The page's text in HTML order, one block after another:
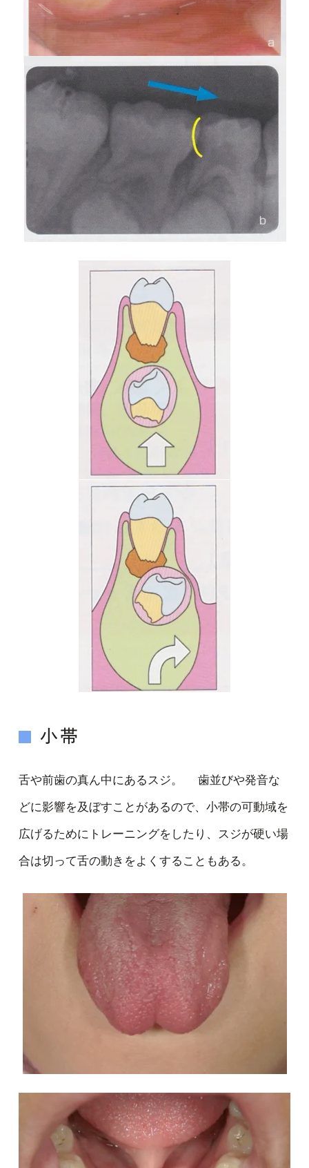
小帯
舌や前歯の真ん中にあるスジ。 歯並びや発音な
どに影響を及ぼすことがあるので、小帯の可動域を
広げるためにトレーニングをしたり、スジが硬い場
合は切って舌の動きをよくすることもある。